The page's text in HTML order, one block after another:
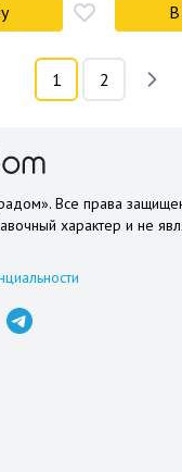
1 2
Все права
характер и не